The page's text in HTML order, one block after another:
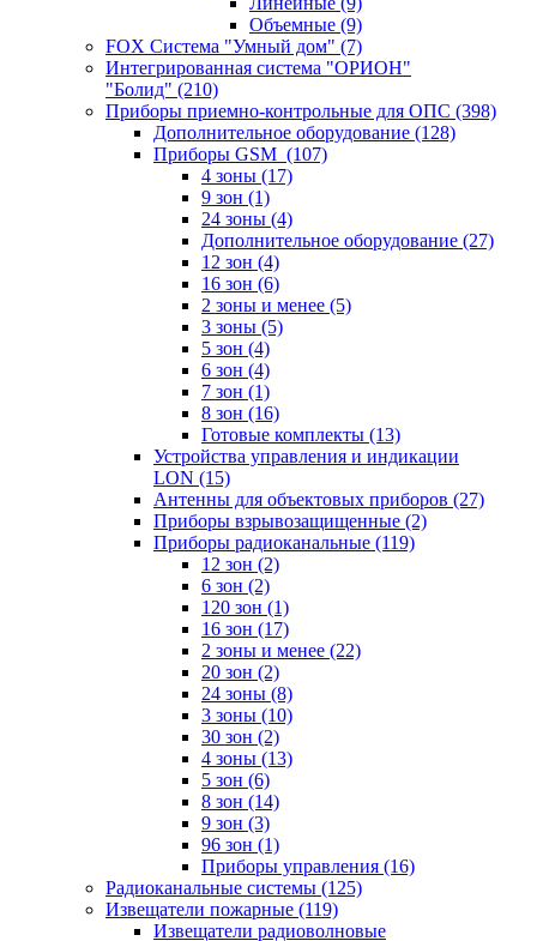
Объемные (9)
FOX Система "Умный дом" (7)
Интегрированная система "ОРИОН"
"Болид" (210)
Приборы приемно-контрольные для ОПС (398)
Дополнительное оборудование (128)
Приборы GSM (107)
4 зоны (17)
9 зон (1)
24 зоны (4)
Дополнительное оборудование (27)
12 зон (4)
16 зон (6)
2 зоны и менее (5)
3 зоны (5)
5 зон (4)
6 зон (4)
7 зон (1)
8 зон (16)
Готовые комплекты (13)
Устройства управления и индикации
LON (15)
Антенны для объектовых приборов (27)
Приборы взрывозащищенные (2)
Приборы радиоканальные (119)
12 зон (2)
6 зон (2)
120 зон (1)
16 зон (17)
2 зоны и менее (22)
20 зон (2)
24 зоны (8)
3 зоны (10)
30 зон (2)
4 зоны (13)
5 зон (6)
8 зон (14)
9 зон (3)
96 зон (1)
Приборы управления (16)
Радиоканальные системы (125)
Извещатели пожарные (119)
Извещатели радиоволновые